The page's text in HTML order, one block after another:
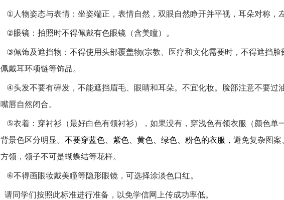
① 人物姿态与表情：坐姿端正，表情自然，双眼自然睁开并平视，耳朵对称，
②眼镜：拍照时不得佩戴有色眼镜（含美瞳）。
③佩饰及遮挡物：不得使用头部覆盖物(宗教、医疗和文化需要时，不得遮挡脸
佩戴耳环项链等饰品。
④头发不要有碎发，不能遮挡眉毛、眼睛和耳朵。不宜化妆。脸部注意不要过
嘴唇自然闭合。
⑤衣着：穿衬衫（最好白色有领衬衫），如果没有，穿浅色有领衣服（颜色单
背景色区分明显。不要穿蓝色、紫色、黄色、绿色、粉色的衣服，避免复杂图案
方领，领子不可是蝴蝶结等花样。
⑥不得画眼妆戴美瞳等隐形眼镜，可选择涂淡色口红。
请同学们按照此标准进行准备，以免学信网上传成功率低。